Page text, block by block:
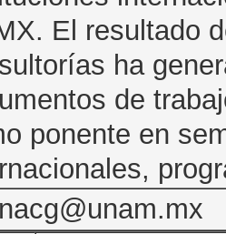
El resultado
ha
de
ponente en